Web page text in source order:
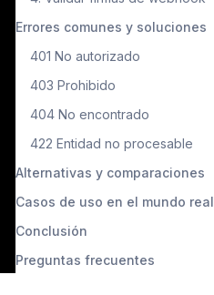
Errores comunes y soluciones
401 No autorizado
403 Prohibido
404 No encontrado
422 Entidad no procesable
Alternativas y comparaciones
Casos de uso en el mundo real
Conclusión
Preguntas frecuentes